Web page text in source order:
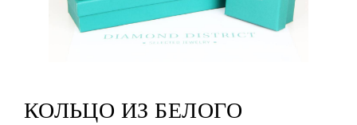
КОЛЬЦО ИЗ БЕЛОГО